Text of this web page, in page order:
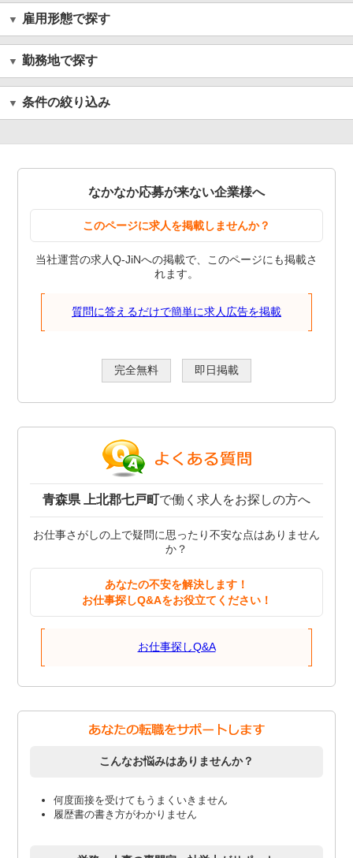
雇用形態で探す
勤務地で探す
条件の絞り込み
なかなか応募が来ない企業様へ
このページに求人を掲載しませんか？
当社運営の求人Q-JiNへの掲載で、このページにも掲載さ
れます。
質問に答えるだけで簡単に求人広告を掲載
完全無料 即日掲載
青森県 上北郡七戸町で働く求人をお探しの方へ
お仕事さがしの上で疑問に思ったり不安な点はありません
か？
あなたの不安を解決します！
お仕事探しQ&Aをお役立てください！
お仕事探しQ&A
こんなお悩みはありませんか？
何度面接を受けてもうまくいきません
履歴書の書き方がわかりません